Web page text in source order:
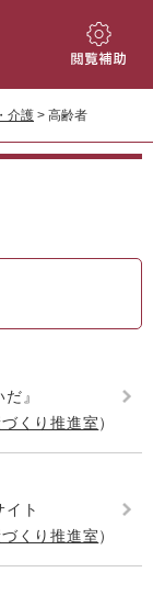
閲
補
介護 > 高齢者
』
くり推進室
ト
くり推進室